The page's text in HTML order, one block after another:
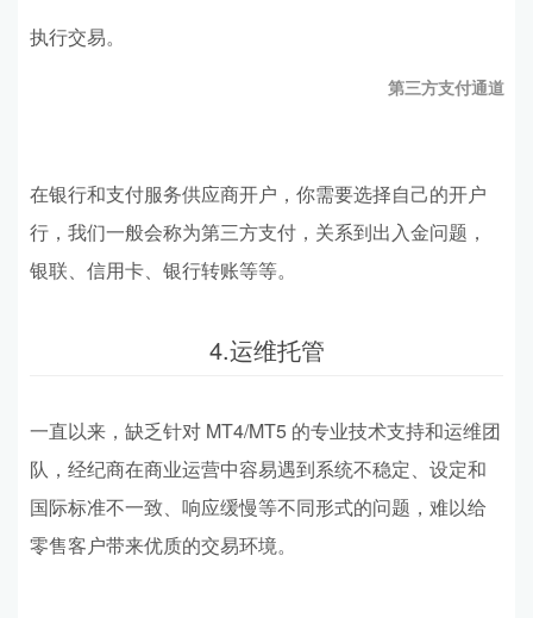
执行交易。
第三方支付通道
在银行和支付服务供应商开户，你需要选择自己的开户
行，我们一般会称为第三方支付，关系到出入金问题，
银联、信用卡、银行转账等等。
4.运维托管
一直以来，缺乏针对 MT4/MT5 的专业技术支持和运维团
队，经纪商在商业运营中容易遇到系统不稳定、设定和
国际标准不一致、响应缓慢等不同形式的问题，难以给
零售客户带来优质的交易环境。